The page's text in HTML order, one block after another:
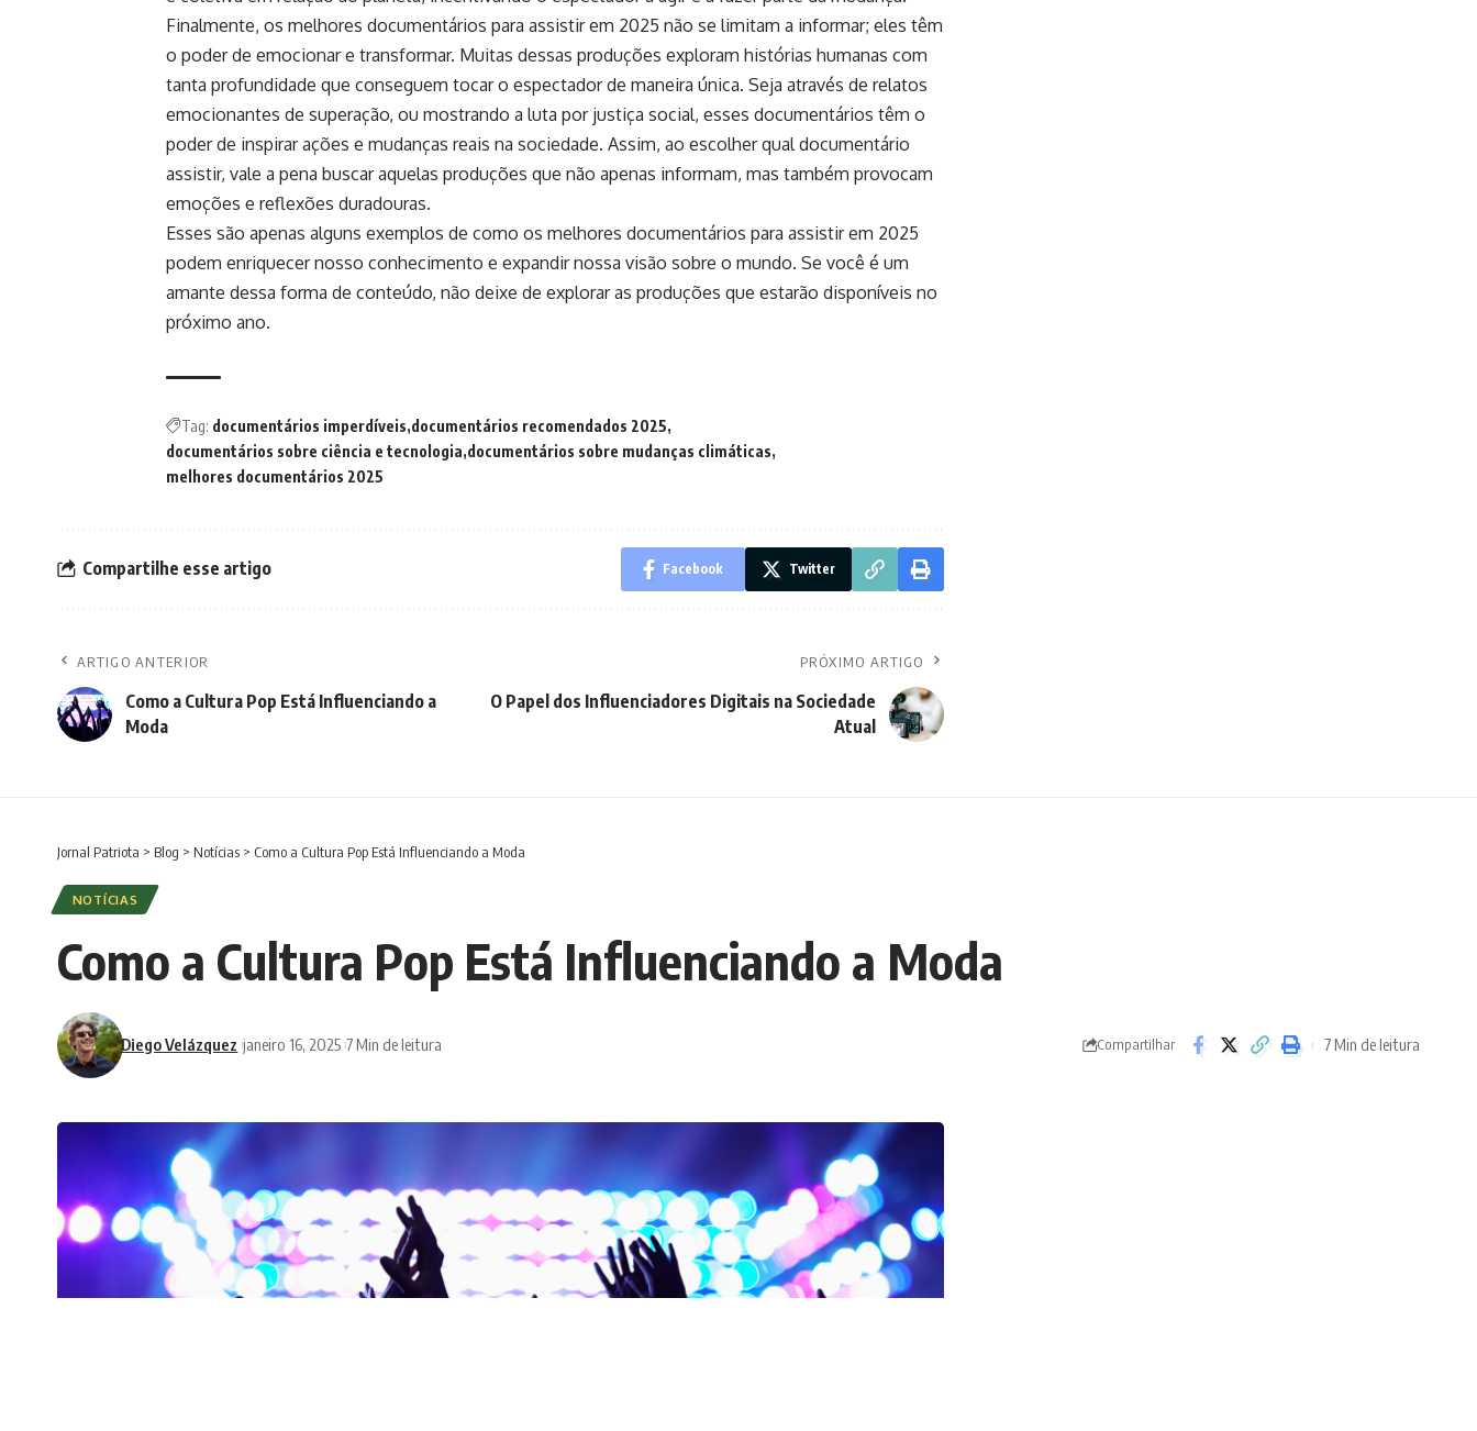
Finalmente, os melhores documentários para assistir em 2025 não se limitam a informar; eles têm
o poder de emocionar e transformar. Muitas dessas produções exploram histórias humanas com
tanta profundidade que conseguem tocar o espectador de maneira única. Seja através de relatos
emocionantes de superação, ou mostrando a luta por justiça social, esses documentários têm o
poder de inspirar ações e mudanças reais na sociedade. Assim, ao escolher qual documentário
assistir, vale a pena buscar aquelas produções que não apenas informam, mas também provocam
emoções e reflexões duradouras.
Esses são apenas alguns exemplos de como os melhores documentários para assistir em 2025
podem enriquecer nosso conhecimento e expandir nossa visão sobre o mundo. Se você é um
amante dessa forma de conteúdo, não deixe de explorar as produções que estarão disponíveis no
próximo ano.
Tag: documentários imperdíveis documentários recomendados 2025
documentários sobre ciência e tecnologia documentários sobre mudanças climáticas
melhores documentários 2025
Compartilhe esse artigo Facebook Twitter
ARTIGO ANTERIOR
Como a Cultura Pop Está Influenciando a
Moda
PRÓXIMO ARTIGO
O Papel dos Influenciadores Digitais na Sociedade
Atual
Jornal Patriota > Blog > Notícias > Como a Cultura Pop Está Influenciando a Moda
NOTÍCIAS
Como a Cultura Pop Está Influenciando a Moda
Diego Velázquez janeiro 16, 2025 7 Min de leitura Compartilhar 7 Min de leitura